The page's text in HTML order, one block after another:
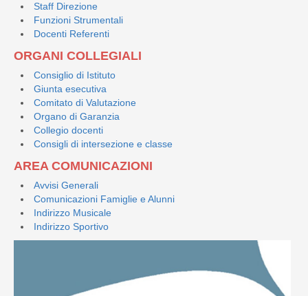
Staff Direzione
Funzioni Strumentali
Docenti Referenti
ORGANI COLLEGIALI
Consiglio di Istituto
Giunta esecutiva
Comitato di Valutazione
Organo di Garanzia
Collegio docenti
Consigli di intersezione e classe
AREA COMUNICAZIONI
Avvisi Generali
Comunicazioni Famiglie e Alunni
Indirizzo Musicale
Indirizzo Sportivo